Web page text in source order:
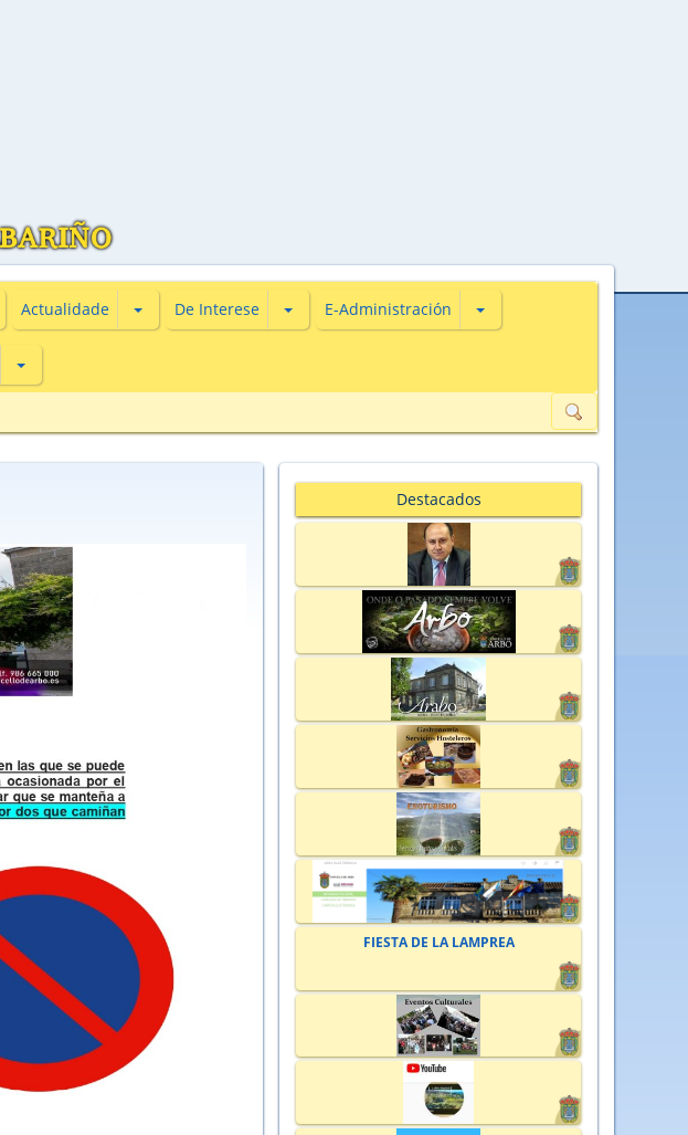
de Concellerías
Actualidade Subsecciones de Actualidade
De Interese Subsecciones de De Interese
E-Administración Subsecciones de E-
Subsecciones de Protección de datos de carácter persoal
Destacados
FIESTA DE LA LAMPREA